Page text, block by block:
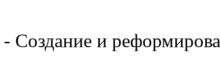
- Создание и